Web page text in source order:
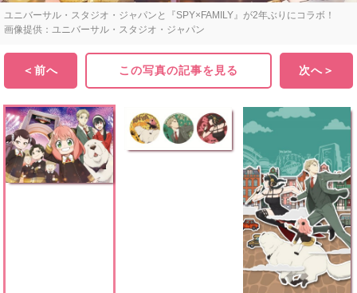
ユニバーサル・スタジオ・ジャパンと『SPY×FAMILY』が2年ぶりにコラボ！
画像提供：ユニバーサル・スタジオ・ジャパン
＜前へ この写真の記事を見る 次へ＞